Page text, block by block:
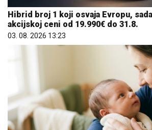
Hibrid broj 1 koji osvaja Evropu,
akcijskoj ceni od 19.990€ do 31.8.
03. 08. 2026 13:23